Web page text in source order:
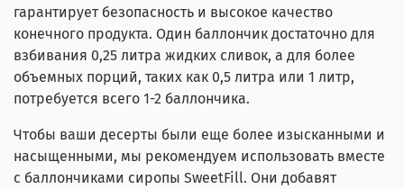
гарантирует безопасность и высокое качество
конечного продукта. Один баллончик достаточно для
взбивания 0,25 литра жидких сливок, а для более
объемных порций, таких как 0,5 литра или 1 литр,
потребуется всего 1-2 баллончика.
Чтобы ваши десерты были еще более изысканными и
насыщенными, мы рекомендуем использовать вместе
с баллончиками сиропы SweetFill. Они добавят